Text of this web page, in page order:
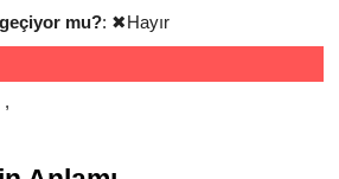
mu?: ✖Hayır